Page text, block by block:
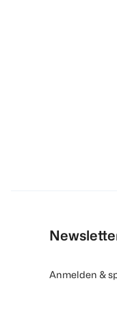
Anmelden &